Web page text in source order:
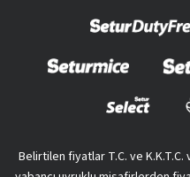
Belirtilen fiyatlar T.C. ve